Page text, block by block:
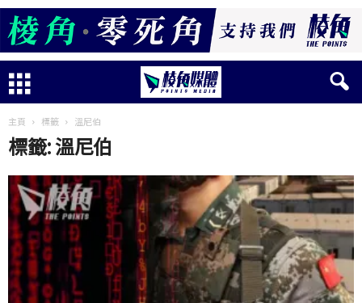
主頁 標籤 溫尼伯
標籤: 溫尼伯